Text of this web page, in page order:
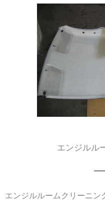
エンジルル
エンジルルームクリーニン